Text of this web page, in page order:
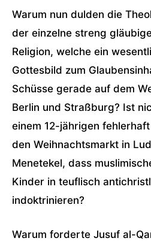
Warum nun dulden die
der einzelne streng
Religion, welche ein
Gottesbild zum
Schüsse gerade auf dem
Berlin und Straßburg? Ist
einem 12-jährigen
den Weihnachtsmarkt in
Menetekel, dass
Kinder in teuflisch
indoktrinieren?
Warum forderte Jusuf al-